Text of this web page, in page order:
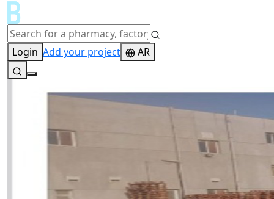
Login Add your project AR